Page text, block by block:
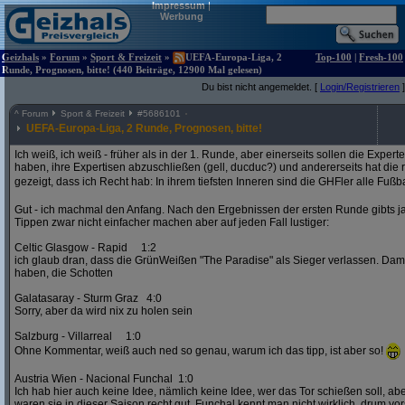
Impressum|
Werbung
Geizhals » Forum » Sport & Freizeit »
UEFA-Europa-Liga, 2
Runde, Prognosen, bitte! (440 Beiträge, 12900 Mal gelesen)
Top-100 | Fresh-100
Du bist nicht angemeldet. [ Login/Registrieren ]
^ Forum Sport & Freizeit #5686101
UEFA-Europa-Liga, 2 Runde, Prognosen, bitte!
Ich weiß, ich weiß - früher als in der 1. Runde, aber einerseits sollen die
haben, ihre Expertisen abzuschließen (gell, ducduc?) und andererseits hat die
gezeigt, dass ich Recht hab: In ihrem tiefsten Inneren sind die GHFler alle
Gut - ich machmal den Anfang. Nach den Ergebnissen der ersten Runde gibts
Tippen zwar nicht einfacher machen aber auf jeden Fall lustiger:
Celtic Glasgow - Rapid 1:2
ich glaub dran, dass die GrünWeißen "The Paradise" als Sieger verlassen.
haben, die Schotten
Galatasaray - Sturm Graz 4:0
Sorry, aber da wird nix zu holen sein
Salzburg - Villarreal 1:0
Ohne Kommentar, weiß auch ned so genau, warum ich das tipp, ist aber so!
Austria Wien - Nacional Funchal 1:0
Ich hab hier auch keine Idee, nämlich keine Idee, wer das Tor schießen soll,